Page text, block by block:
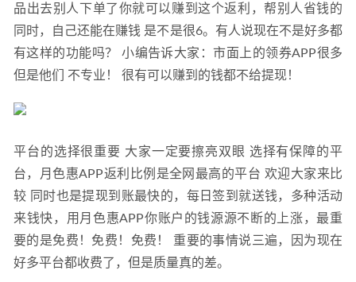
品出去别人下单了你就可以赚到这个返利，帮别人省钱的
同时，自己还能在赚钱 是不是很6。有人说现在不是好多都
有这样的功能吗？ 小编告诉大家：市面上的领券APP很多
但是他们 不专业！ 很有可以赚到的钱都不给提现！
平台的选择很重要 大家一定要擦亮双眼 选择有保障的平
台，月色惠APP返利比例是全网最高的平台 欢迎大家来比
较 同时也是提现到账最快的，每日签到就送钱，多种活动
来钱快，用月色惠APP你账户的钱源源不断的上涨，最重
要的是免费！免费！免费！ 重要的事情说三遍，因为现在
好多平台都收费了，但是质量真的差。